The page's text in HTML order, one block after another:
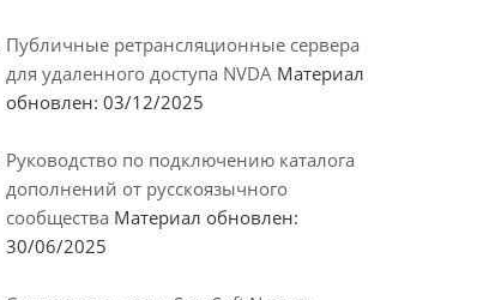
Публичные ретрансляционные сервера
для удаленного доступа NVDA Материал
обновлен: 03/12/2025
Руководство по подключению каталога
дополнений от русскоязычного
сообщества Материал обновлен:
30/06/2025